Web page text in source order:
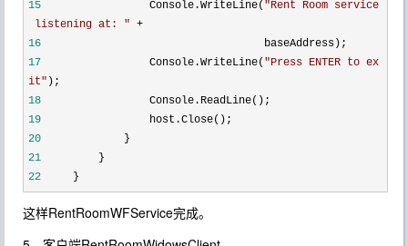
15
Console.WriteLine( "Rent Room service
listening at: " +
16
baseAddress);
17
Console.WriteLine( "Press ENTER to ex
it" );
18
Console.ReadLine();
19
host.Close();
20
}
21
}
22
}
这样RentRoomWFService完成。